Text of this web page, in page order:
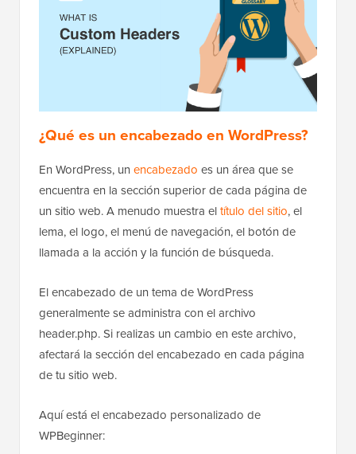
¿Qué es un encabezado en WordPress?
En WordPress, un encabezado es un área que se
encuentra en la sección superior de cada página de
un sitio web. A menudo muestra eltítulo del sitio, el
lema, el logo, el menú de navegación, el botón de
llamada a la acción y la función de búsqueda.
El encabezado de un tema de WordPress
generalmente se administra con el archivo
header.php. Si realizas un cambio en este archivo,
afectará la sección del encabezado en cada página
de tu sitio web.
Aquí está el encabezado personalizado de
WPBeginner: